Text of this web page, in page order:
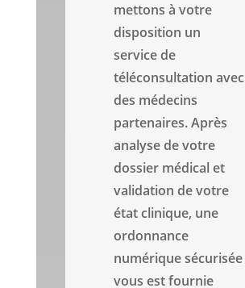
mettons à votre
disposition un
service de
téléconsultation avec
des médecins
partenaires. Après
analyse de votre
dossier médical et
validation de votre
état clinique, une
ordonnance
numérique sécurisée
vous est fournie